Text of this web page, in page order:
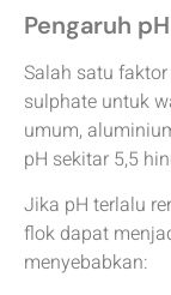
Pengaruh
Salah satu
sulphate untuk
umum,
pH sekitar 5,5
Jika pH terlalu
flok dapat
menyebabkan: